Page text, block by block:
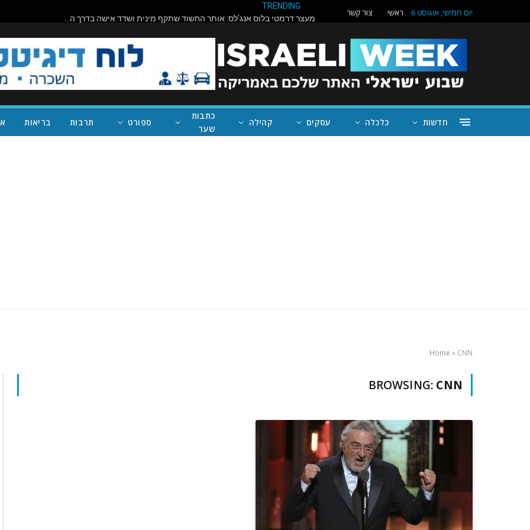
יום חמישי, אוגוסט 6 ראשי צור קשר
TRENDING
מעצר דרמטי בלוס אנג'לס: אותר החשוד שתקף מינית ושדד אישה בדרך הביתה ממכון כושר פופולרי בואלי וילג'
חדשות כלכלה עסקים קהילה
כתבות
שער
ספורט תרבות בריאות
Home » CNN
BROWSING: CNN